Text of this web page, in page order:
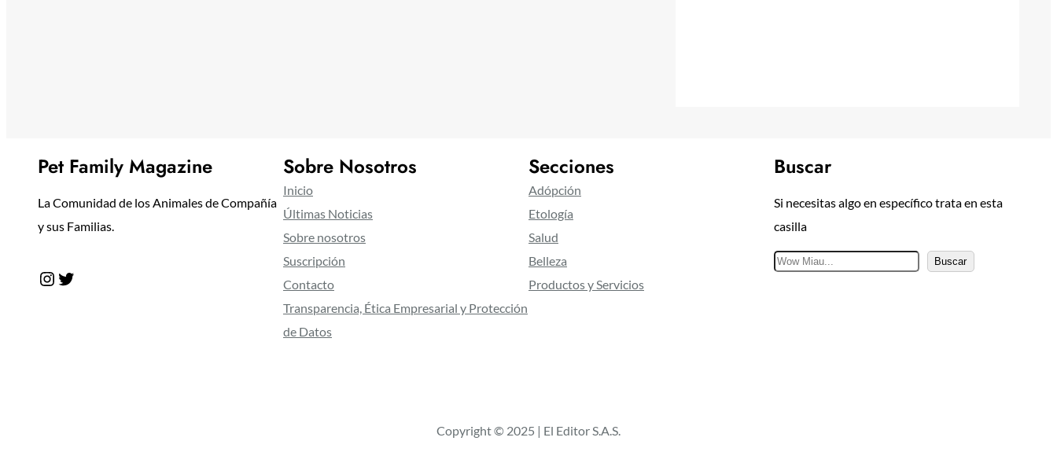
Pet Family Magazine
La Comunidad de los Animales de Compañía
y sus Familias.
Instagram Twitter
Sobre Nosotros
Inicio
Últimas Noticias
Sobre nosotros
Suscripción
Contacto
Transparencia, Ética Empresarial y Protección
de Datos
Secciones
Adópción
Etología
Salud
Belleza
Productos y Servicios
Buscar
Si necesitas algo en específico trata en esta
casilla
B
Buscar
Copyright © 2025 | El Editor S.A.S.